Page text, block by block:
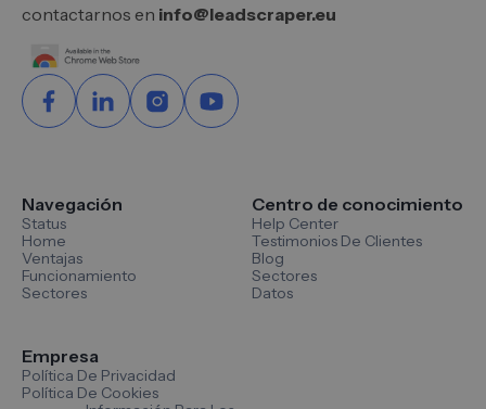
contactarnos en info@leadscraper.eu
Navegación
Status
Home
Ventajas
Funcionamiento
Sectores
Centro de conocimiento
Help Center
Testimonios De Clientes
Blog
Sectores
Datos
Empresa
Política De Privacidad
Política De Cookies